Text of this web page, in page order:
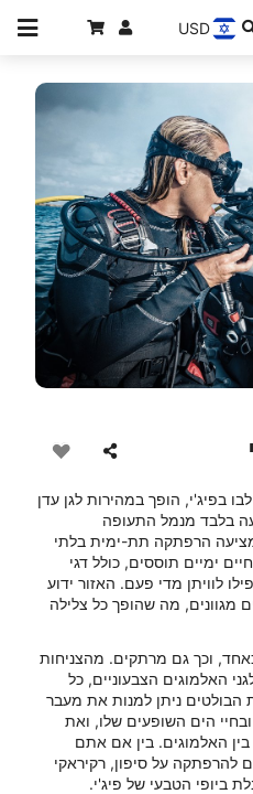
USD
בפיג'י, הופך במהירות לגן עדן
בלבד מנמל התעופה
מציעה הרפתקה תת-ימית בלתי
ימיים תוססים, כולל דגי
לוויתן מדי פעם. האזור ידוע
מגוונים, מה שהופך כל צלילה
וכך גם מרתקים. מהצניחות
האלמוגים הצבעוניים, כל
הבולטים ניתן למנות את מעבר
הים השופעים שלו, ואת
האלמוגים. בין אם אתם
להרפתקה על סיפון, רקיראקי
ביופי הטבעי של פיג'י.